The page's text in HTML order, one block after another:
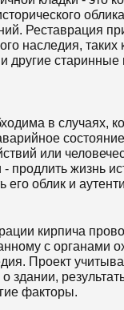
Реставрация
наследия, таких
другие старинные
в случаях,
состояние
или
продлить жизнь
его облик и
кирпича
с органами
Проект
здании,
факторы.